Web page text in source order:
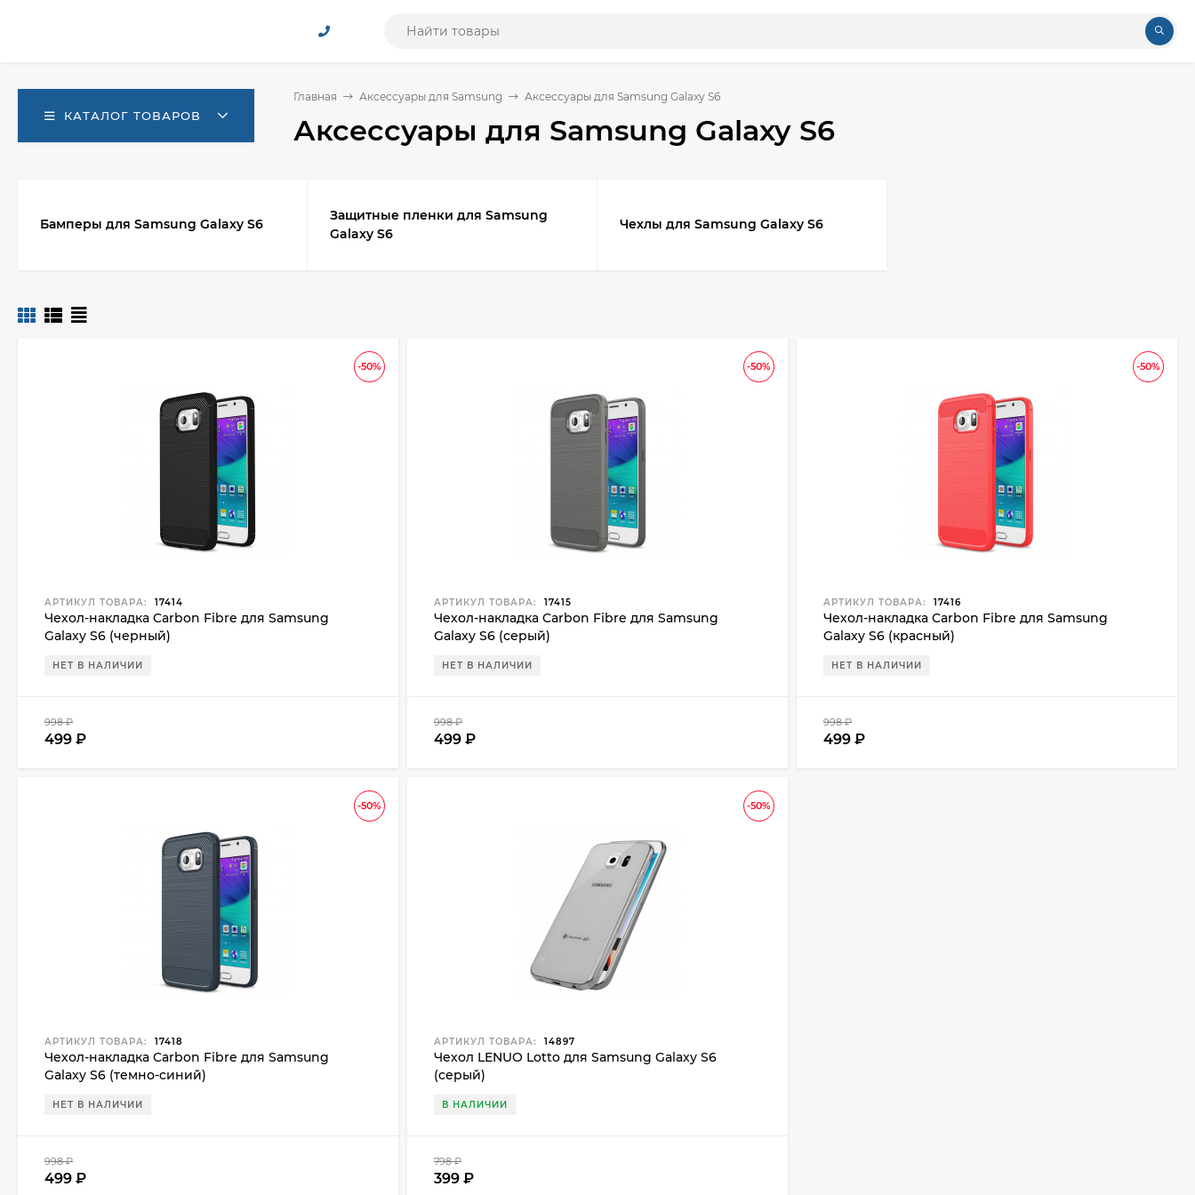
КАТАЛОГ ТОВАРОВ
Главная Аксессуары для Samsung Аксессуары для Samsung Galaxy S6
Аксессуары для Samsung Galaxy S6
Бамперы для Samsung Galaxy S6
Защитные пленки для Samsung
Galaxy S6
Чехлы для Samsung Galaxy S6
-50%
АРТИКУЛ ТОВАРА: 17414
Чехол-накладка Carbon Fibre для Samsung
Galaxy S6 (черный)
НЕТ В НАЛИЧИИ
998₽
499 ₽
-50%
АРТИКУЛ ТОВАРА: 17415
Чехол-накладка Carbon Fibre для Samsung
Galaxy S6 (серый)
НЕТ В НАЛИЧИИ
998₽
499 ₽
-50%
АРТИКУЛ ТОВАРА: 17416
Чехол-накладка Carbon Fibre для Samsung
Galaxy S6 (красный)
НЕТ В НАЛИЧИИ
998₽
499 ₽
-50%
АРТИКУЛ ТОВАРА: 17418
Чехол-накладка Carbon Fibre для Samsung
Galaxy S6 (темно-синий)
НЕТ В НАЛИЧИИ
998₽
499 ₽
-50%
АРТИКУЛ ТОВАРА: 14897
Чехол LENUO Lotto для Samsung Galaxy S6
(серый)
В НАЛИЧИИ
798₽
399 ₽